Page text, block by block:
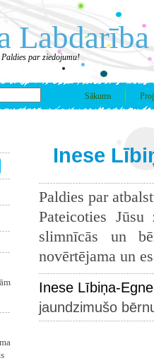
Labdarība
par ziedojumu!
Sākums
Inese
Paldies par
Pateicoties
slimnīcās un
novērtējama un
Inese Lībiņa-
jaundzimušo